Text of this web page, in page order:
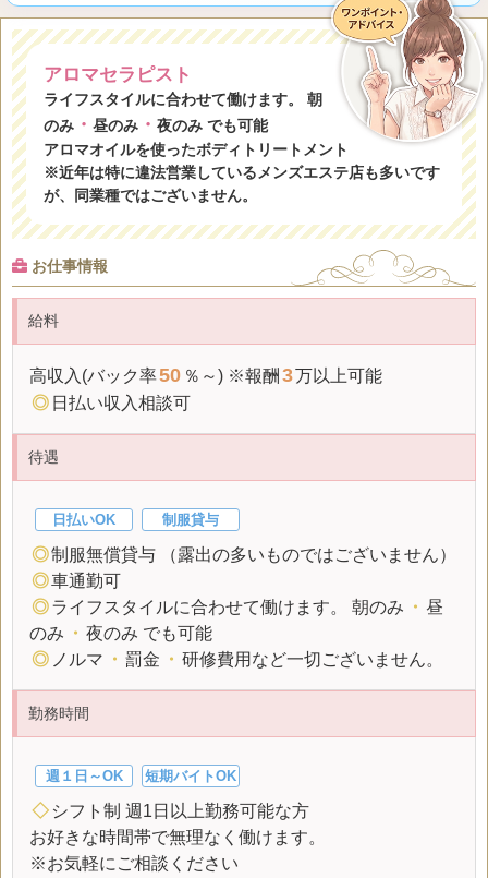
アロマセラピスト
ライフスタイルに合わせて働けます。 朝
のみ・ 昼のみ・ 夜のみ でも可能
アロマオイルを使ったボディトリートメント
※近年は特に違法営業しているメンズエステ店も多いです
が、同業種ではございません。
お仕事情報
給料
高収入(バック率50 ％～) ※報酬 3万以上可能
◎ 日払い収入相談可
待遇
日払いOK 制服貸与
◎制服無償貸与 （露出の多いものではございません）
◎車通勤可
◎ライフスタイルに合わせて働けます。 朝のみ ・ 昼
のみ ・ 夜のみ でも可能
◎ ノルマ ・ 罰金 ・ 研修費用など一切ございません。
勤務時間
週１日～OK 短期バイトOK
◇ シフト制 週1日以上勤務可能な方
お好きな時間帯で無理なく働けます。
※お気軽にご相談ください